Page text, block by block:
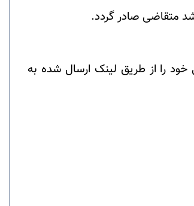
متقاضی صادر گردد.
خود را از طریق لینک ارسال شده به